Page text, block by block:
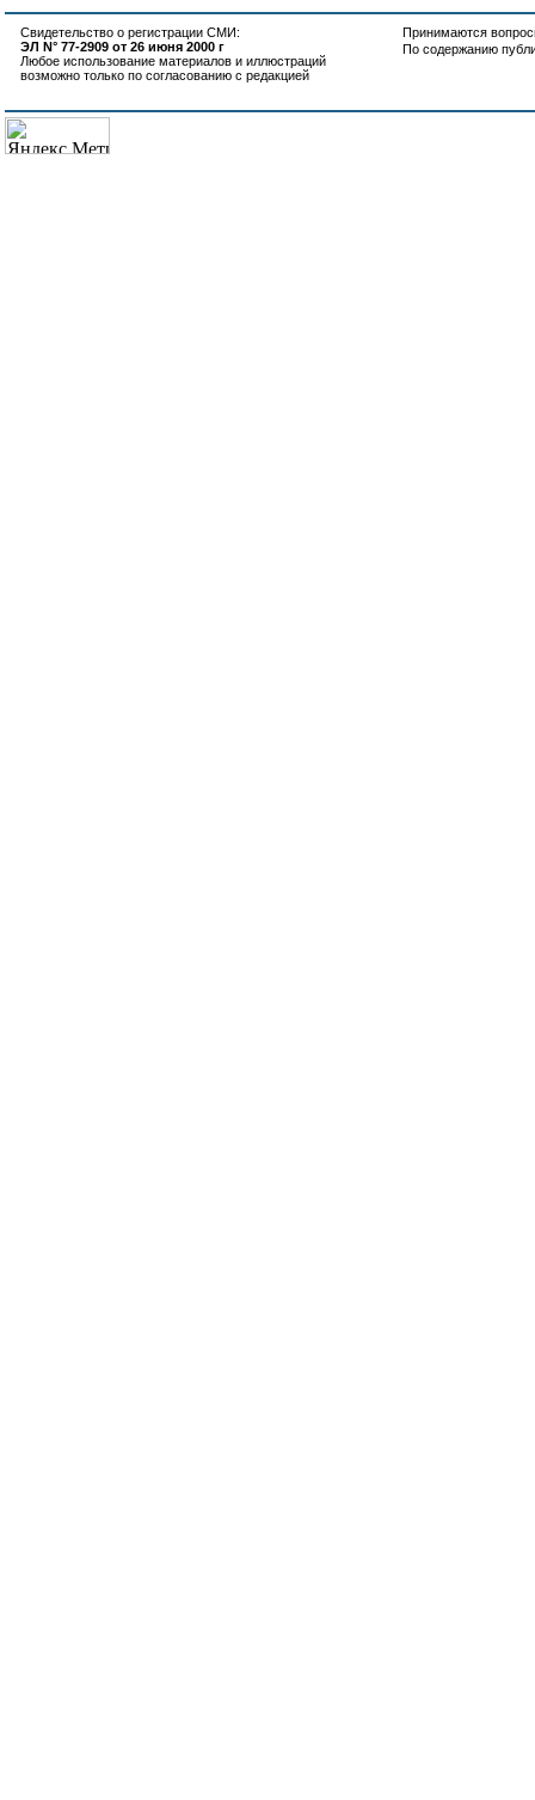
Свидетельство о регистрации СМИ:
ЭЛ N° 77-2909 от 26 июня 2000 г
Любое использование материалов и иллюстраций
возможно только по согласованию с редакцией
Принимаются
По содержанию